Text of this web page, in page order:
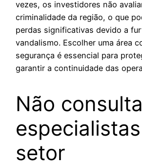
vezes, os investidores não
criminalidade da região, o que
perdas significativas devido a
vandalismo. Escolher uma área
segurança é essencial para
garantir a continuidade das
Não
setor